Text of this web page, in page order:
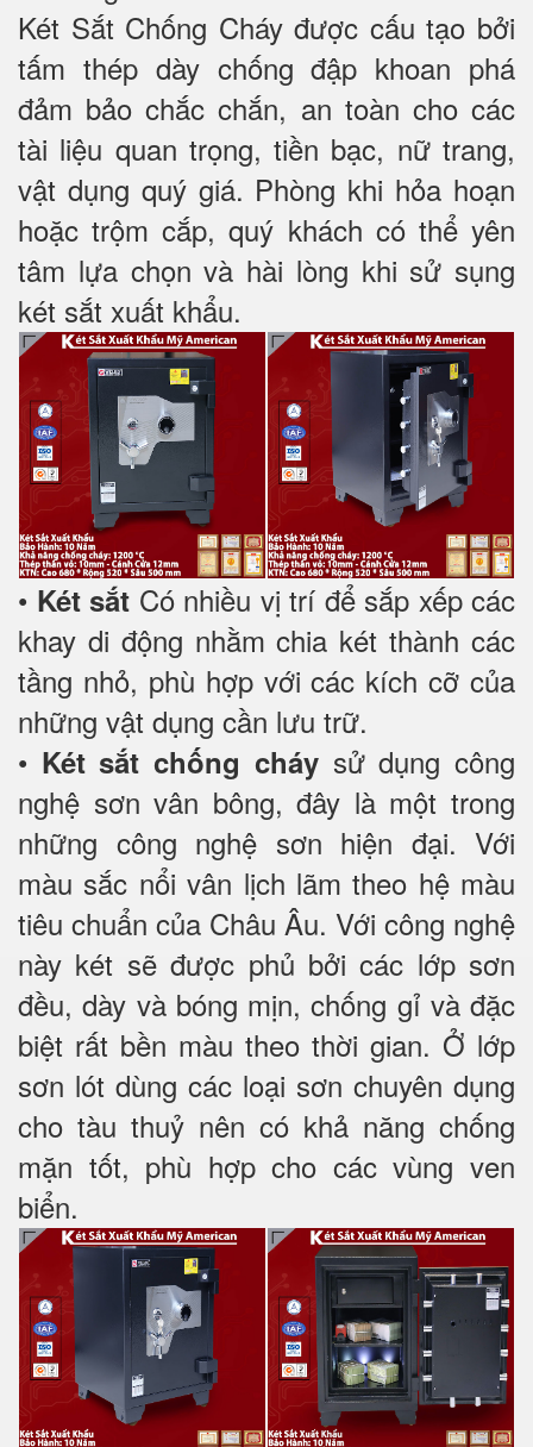
Két Sắt Chống Cháy được cấu tạo bởi
tấm thép dày chống đập khoan phá
đảm bảo chắc chắn, an toàn cho các
tài liệu quan trọng, tiền bạc, nữ trang,
vật dụng quý giá. Phòng khi hỏa hoạn
hoặc trộm cắp, quý khách có thể yên
tâm lựa chọn và hài lòng khi sử sụng
két sắt xuất khẩu.
• Két sắt Có nhiều vị trí để sắp xếp các
khay di động nhằm chia két thành các
tầng nhỏ, phù hợp với các kích cỡ của
những vật dụng cần lưu trữ.
• Két sắt chống cháysử dụng công
nghệ sơn vân bông, đây là một trong
những công nghệ sơn hiện đại. Với
màu sắc nổi vân lịch lãm theo hệ màu
tiêu chuẩn của Châu Âu. Với công nghệ
này két sẽ được phủ bởi các lớp sơn
đều, dày và bóng mịn, chống gỉ và đặc
biệt rất bền màu theo thời gian. Ở lớp
sơn lót dùng các loại sơn chuyên dụng
cho tàu thuỷ nên có khả năng chống
mặn tốt, phù hợp cho các vùng ven
biển.